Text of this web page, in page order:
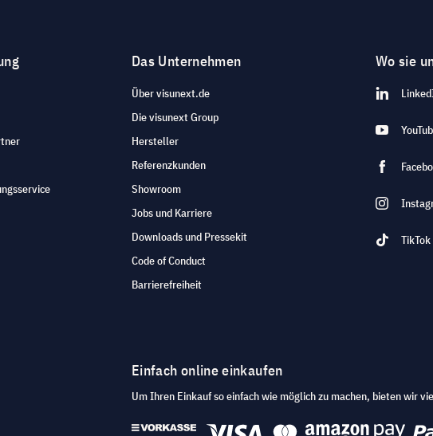
Das Unternehmen
Über visunext.de
Die visunext Group
Hersteller
Referenzkunden
Showroom
Jobs und Karriere
Downloads und Pressekit
Code of Conduct
Barrierefreiheit
Wo sie
TikTok
Einfach online einkaufen
Um Ihren Einkauf so einfach wie möglich zu machen, bieten wir